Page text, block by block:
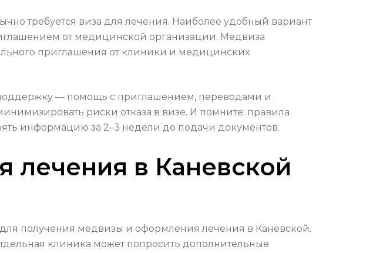
требуется виза для лечения. Наиболее удобный вариант
от медицинской организации. Медвиза
приглашения от клиники и медицинских
— помощь с приглашением, переводами и
риски отказа в визе. И помните: правила
информацию за 2–3 недели до подачи документов.
лечения в Каневской
получения медвизы и оформления лечения в Каневской.
клиника может попросить дополнительные